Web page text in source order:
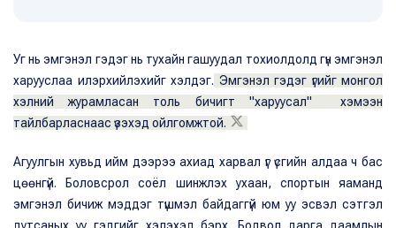
Уг нь эмгэнэл гэдэг нь тухайн гашуудал тохиолдолд гүн эмгэнэл
харууслаа илэрхийлэхийг хэлдэг. Эмгэнэл гэдэг үгийг монгол
хэлний журамласан толь бичигт "харуусал" хэмээн
тайлбарласнаас үзэхэд ойлгомжтой.
Агуулгын хувьд ийм дээрээ ахиад харвал үг үсгийн алдаа ч бас
цөөнгүй. Боловсрол соёл шинжлэх ухаан, спортын яаманд
эмгэнэл бичиж мэддэг түшмэл байдаггүй юм уу эсвэл сэтгэл